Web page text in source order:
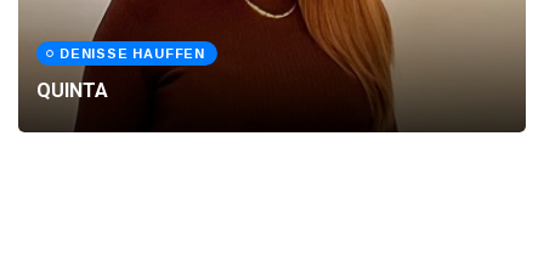
DENISSE HAUFFEN
QUINTA